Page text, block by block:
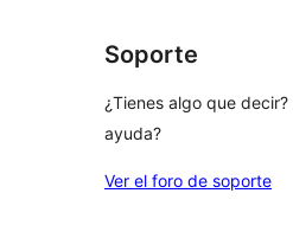
Soporte
¿Tienes algo que
ayuda?
Ver el foro de soporte